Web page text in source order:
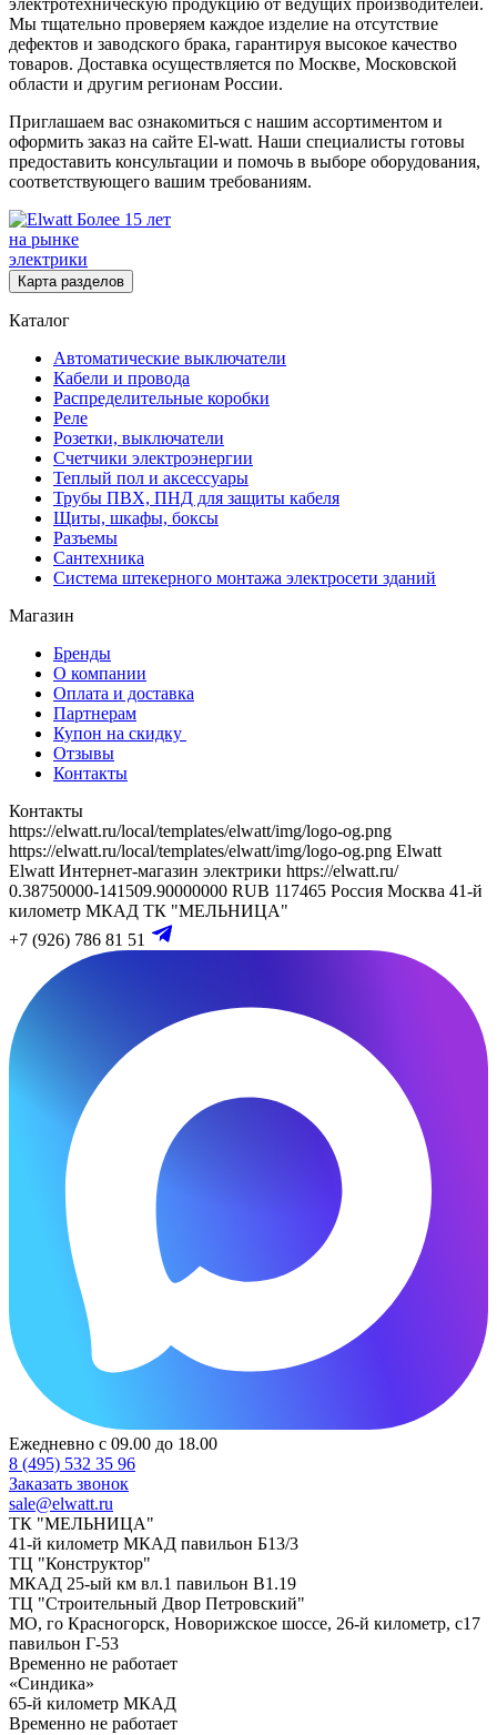
электротехническую продукцию от ведущих производителей.
Мы тщательно проверяем каждое изделие на отсутствие
дефектов и заводского брака, гарантируя высокое качество
товаров. Доставка осуществляется по Москве, Московской
области и другим регионам России.
Приглашаем вас ознакомиться с нашим ассортиментом и
оформить заказ на сайте El-watt. Наши специалисты готовы
предоставить консультации и помочь в выборе оборудования,
соответствующего вашим требованиям.
Более 15 лет
на рынке
электрики
Карта разделов
Каталог
Автоматические выключатели
Кабели и провода
Распределительные коробки
Реле
Розетки, выключатели
Счетчики электроэнергии
Теплый пол и аксессуары
Трубы ПВХ, ПНД для защиты кабеля
Щиты, шкафы, боксы
Разъемы
Сантехника
Система штекерного монтажа электросети зданий
Магазин
Бренды
О компании
Оплата и доставка
Партнерам
Купон на скидку
Отзывы
Контакты
Контакты
https://elwatt.ru/local/templates/elwatt/img/logo-og.png
https://elwatt.ru/local/templates/elwatt/img/logo-og.png Elwatt
Elwatt Интернет-магазин электрики https://elwatt.ru/
0.38750000-141509.90000000 RUB 117465 Россия Москва 41-й
километр МКАД ТК "МЕЛЬНИЦА"
+7 (926) 786 81 51
Ежедневно с 09.00 до 18.00
8 (495) 532 35 96
Заказать звонок
sale@elwatt.ru
ТК "МЕЛЬНИЦА"
41-й километр МКАД павильон Б13/3
ТЦ "Конструктор"
МКАД 25-ый км вл.1 павильон В1.19
ТЦ "Строительный Двор Петровский"
МО, го Красногорск, Новорижское шоссе, 26-й километр, с17
павильон Г-53
Временно не работает
«Синдика»
65-й километр МКАД
Временно не работает